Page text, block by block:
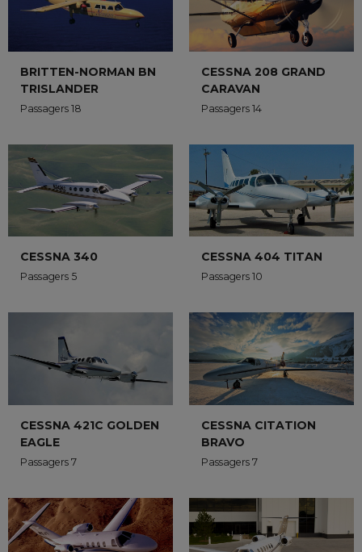
BRITTEN-NORMAN BN
TRISLANDER
Passagers 18
CESSNA 208 GRAND
CARAVAN
Passagers 14
CESSNA 340
Passagers 5
CESSNA 404 TITAN
Passagers 10
CESSNA 421C GOLDEN
EAGLE
Passagers 7
CESSNA CITATION
BRAVO
Passagers 7